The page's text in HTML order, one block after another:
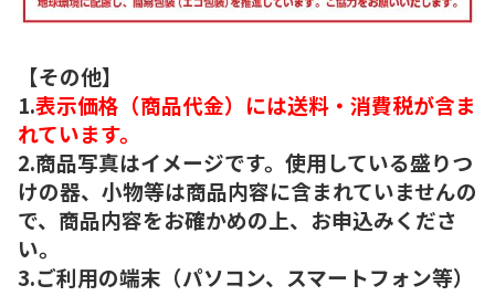
【その他】
1.表示価格（商品代金）には送料・消費税が含ま
れています。
2.商品写真はイメージです。使用している盛りつ
けの器、小物等は商品内容に含まれていませんの
で、商品内容をお確かめの上、お申込みくださ
い。
3.ご利用の端末（パソコン、スマートフォン等）